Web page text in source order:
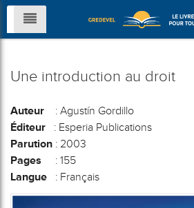
Une introduction au droit
Auteur : Agustín Gordillo
Éditeur : Esperia Publications
Parution : 2003
Pages : 155
Langue : Français